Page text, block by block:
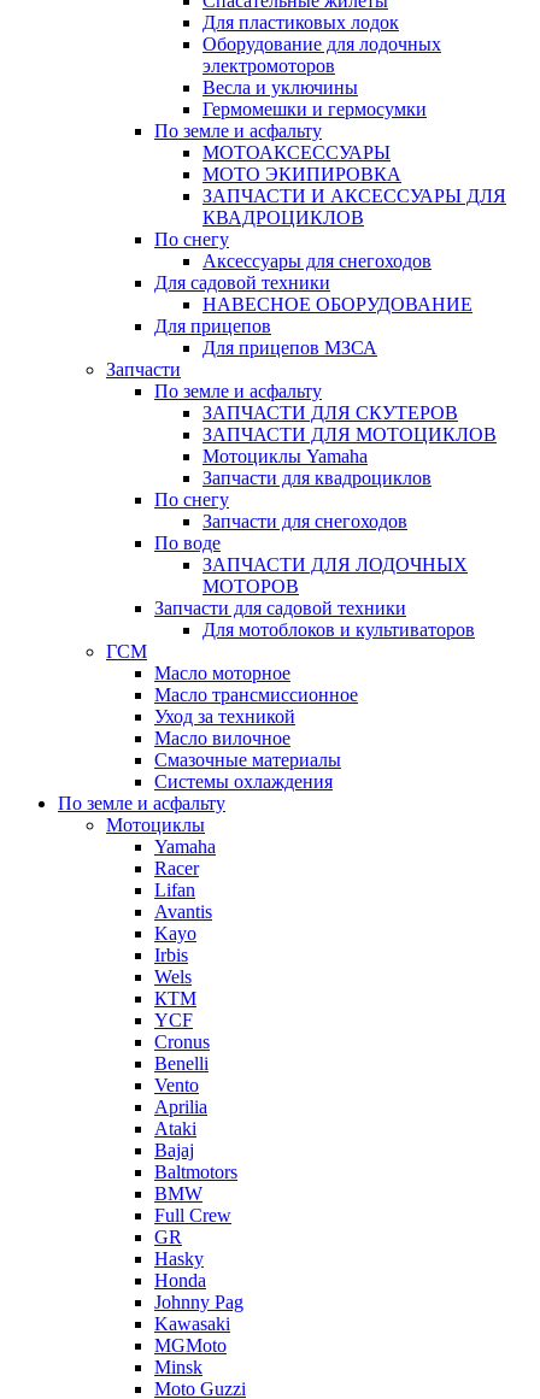
Для пластиковых лодок
Оборудование для лодочных
электромоторов
Весла и уключины
Гермомешки и гермосумки
По земле и асфальту
МОТОАКСЕССУАРЫ
МОТО ЭКИПИРОВКА
ЗАПЧАСТИ И АКСЕССУАРЫ ДЛЯ
КВАДРОЦИКЛОВ
По снегу
Аксессуары для снегоходов
Для садовой техники
НАВЕСНОЕ ОБОРУДОВАНИЕ
Для прицепов
Для прицепов МЗСА
Запчасти
По земле и асфальту
ЗАПЧАСТИ ДЛЯ СКУТЕРОВ
ЗАПЧАСТИ ДЛЯ МОТОЦИКЛОВ
Мотоциклы Yamaha
Запчасти для квадроциклов
По снегу
Запчасти для снегоходов
По воде
ЗАПЧАСТИ ДЛЯ ЛОДОЧНЫХ
МОТОРОВ
Запчасти для садовой техники
Для мотоблоков и культиваторов
ГСМ
Масло моторное
Масло трансмиссионное
Уход за техникой
Масло вилочное
Смазочные материалы
Системы охлаждения
По земле и асфальту
Мотоциклы
Yamaha
Racer
Lifan
Avantis
Kayo
Irbis
Wels
КТМ
YCF
Cronus
Benelli
Vento
Aprilia
Ataki
Bajaj
Baltmotors
BMW
Full Crew
GR
Hasky
Honda
Johnny Pag
Kawasaki
MGMoto
Minsk
Moto Guzzi